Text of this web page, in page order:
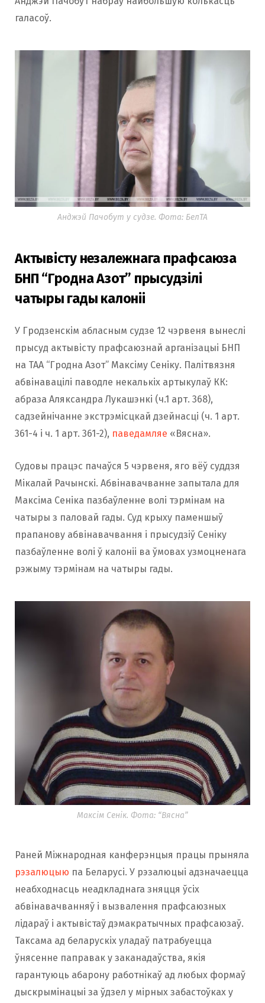
галасоў.
Анджэй Пачобут у судзе. Фота: БелТА
Актывісту незалежнага прафсаюза
БНП “Гродна Азот” прысудзілі
чатыры гады калоніі
У Гродзенскім абласным судзе 12 чэрвеня вынеслі
прысуд актывісту прафсаюзнай арганізацыі БНП
на ТАА “Гродна Азот” Максіму Сеніку. Палітвязня
абвінавацілі паводле некалькіх артыкулаў КК:
абраза Аляксандра Лукашэнкі (ч.1 арт. 368),
садзейнічанне экстрэмісцкай дзейнасці (ч. 1 арт.
361-4 і ч. 1 арт. 361-2), паведамляе «Вясна».
Судовы працэс пачаўся 5 чэрвеня, яго вёў суддзя
Мікалай Рачынскі. Абвінавачванне запытала для
Максіма Сеніка пазбаўленне волі тэрмінам на
чатыры з паловай гады. Суд крыху паменшыў
прапанову абвінавачвання і прысудзіў Сеніку
пазбаўленне волі ў калоніі ва ўмовах узмоцненага
рэжыму тэрмінам на чатыры гады.
Максім Сенік. Фота: “Вясна”
Раней Міжнародная канферэнцыя працы прыняла
рэзалюцыю па Беларусі. У рэзалюцыі адзначаецца
неабходнасць неадкладнага зняцця ўсіх
абвінавачванняў і вызвалення прафсаюзных
лідараў і актывістаў дэмакратычных прафсаюзаў.
Таксама ад беларускіх уладаў патрабуецца
ўнясенне паправак у заканадаўства, якія
гарантуюць абарону работнікаў ад любых формаў
дыскрымінацыі за ўдзел у мірных забастоўках у